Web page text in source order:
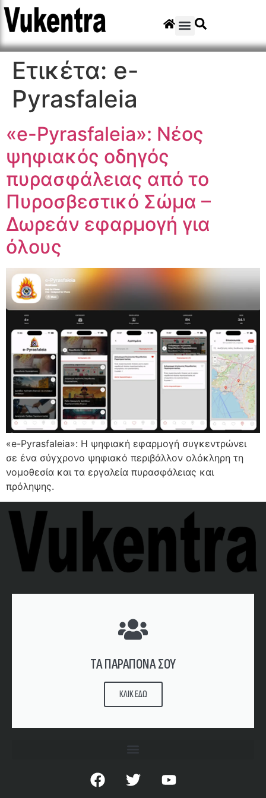
Ετικέτα: e-
Pyrasfaleia
«e-Pyrasfaleia»: Νέος
ψηφιακός οδηγός
πυρασφάλειας από το
Πυροσβεστικό Σώμα –
Δωρεάν εφαρμογή για
όλους
«e-Pyrasfaleia»: Η ψηφιακή εφαρμογή συγκεντρώνει
σε ένα σύγχρονο ψηφιακό περιβάλλον ολόκληρη τη
νομοθεσία και τα εργαλεία πυρασφάλειας και
πρόληψης.
ΤΑ ΠΑΡΑΠΟΝΑ ΣΟΥ
ΚΛΙΚ ΕΔΩ